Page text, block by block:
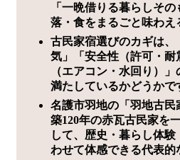
「一晩借りる暮らしそ
落・食をまるごと味わえ
古民家宿選びのカギは、
気」「安全性（許可・
（エアコン・水回り）
満たしているかどうかで
名護市羽地の「羽地古民
築120年の赤瓦古民家を
して、歴史・暮らし体
わせて体感できる代表的